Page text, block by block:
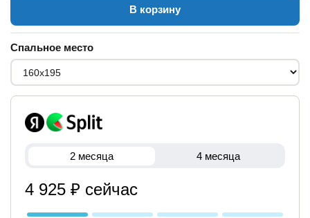
В корзину
Спальное место
2 месяца 4 месяца
4 925 ₽ сейчас